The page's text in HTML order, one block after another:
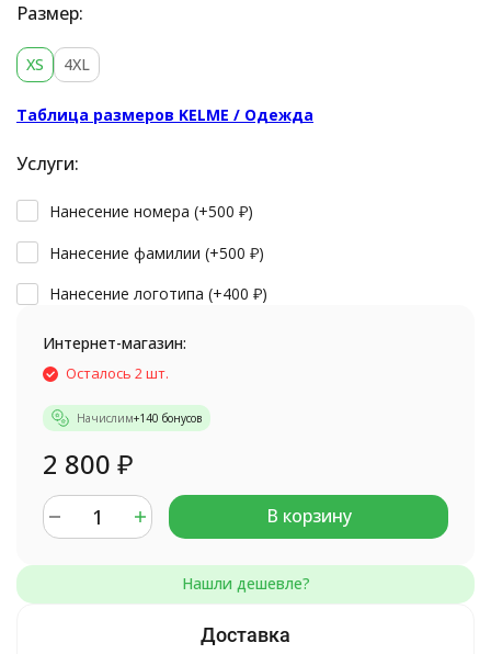
Размер:
XS 4XL
Таблица размеров KELME / Одежда
Услуги:
Нанесение номера (+500 ₽)
Нанесение фамилии (+500 ₽)
Нанесение логотипа (+400 ₽)
Интернет-магазин:
Осталось 2 шт.
Начислим+140 бонусов
2 800 ₽
В корзину